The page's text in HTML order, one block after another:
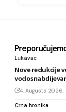
Lukavac
Nove redukcije
4. Augusta 2026.
Crna hronika